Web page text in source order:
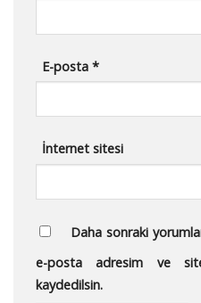
E-posta*
İnternet sitesi
Daha sonraki
e-posta adresim ve
kaydedilsin.